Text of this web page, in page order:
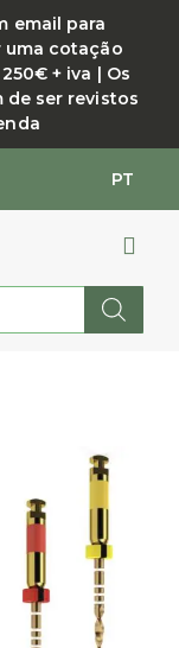
email para
uma cotação
+ iva | Os
de ser revistos
PT